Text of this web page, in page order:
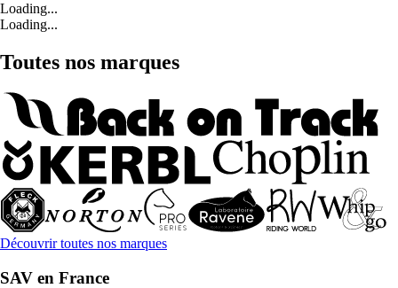
Loading...
Loading...
Toutes nos marques
Découvrir toutes nos marques
SAV en France